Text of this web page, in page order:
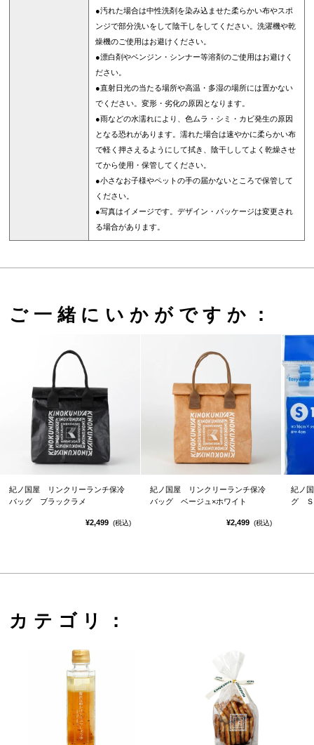
●汚れた場合は中性洗剤を染み込ませた柔らかい布やスポ
ンジで部分洗いをして陰干しをしてください。洗濯機や乾
燥機のご使用はお避けください。
●漂白剤やベンジン・シンナー等溶剤のご使用はお避けく
ださい。
●直射日光の当たる場所や高温・多湿の場所には置かない
でください。変形・劣化の原因となります。
●雨などの水濡れにより、色ムラ・シミ・カビ発生の原因
となる恐れがあります。濡れた場合は速やかに柔らかい布
で軽く押さえるようにして拭き、陰干ししてよく乾燥させ
てから使用・保管してください。
●小さなお子様やペットの手の届かないところで保管して
ください。
●写真はイメージです。デザイン・パッケージは変更され
る場合があります。
ご一緒にいかがですか：
紀ノ国屋 リンクリーランチ保冷
バッグ ブラックラメ
¥2,499 (税込)
紀ノ国屋 リンクリーランチ保冷
バッグ ベージュ×ホワイト
¥2,499 (税込)
紀ノ
グ Ｓ
カテゴリ：